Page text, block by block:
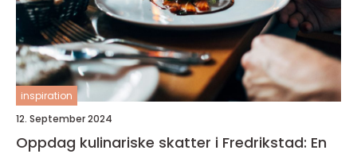
inspiration
12. September 2024
Oppdag kulinariske skatter i Fredrikstad: En